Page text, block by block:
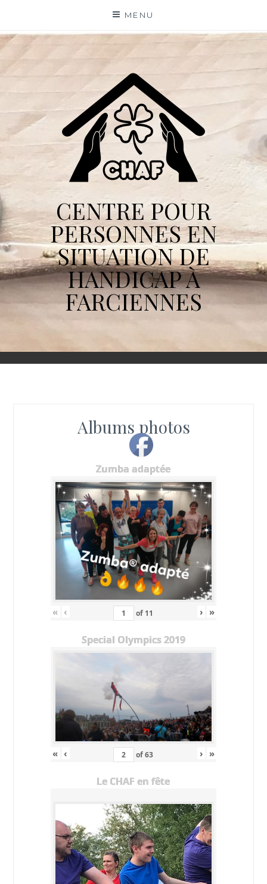
content
MENU
CENTRE POUR
PERSONNES EN
SITUATION DE
HANDICAP À
FARCIENNES
Albums photos
Zumba adaptée
« ‹ of 11 › »
Special Olympics 2019
« ‹ of63 › »
Le CHAF en fête